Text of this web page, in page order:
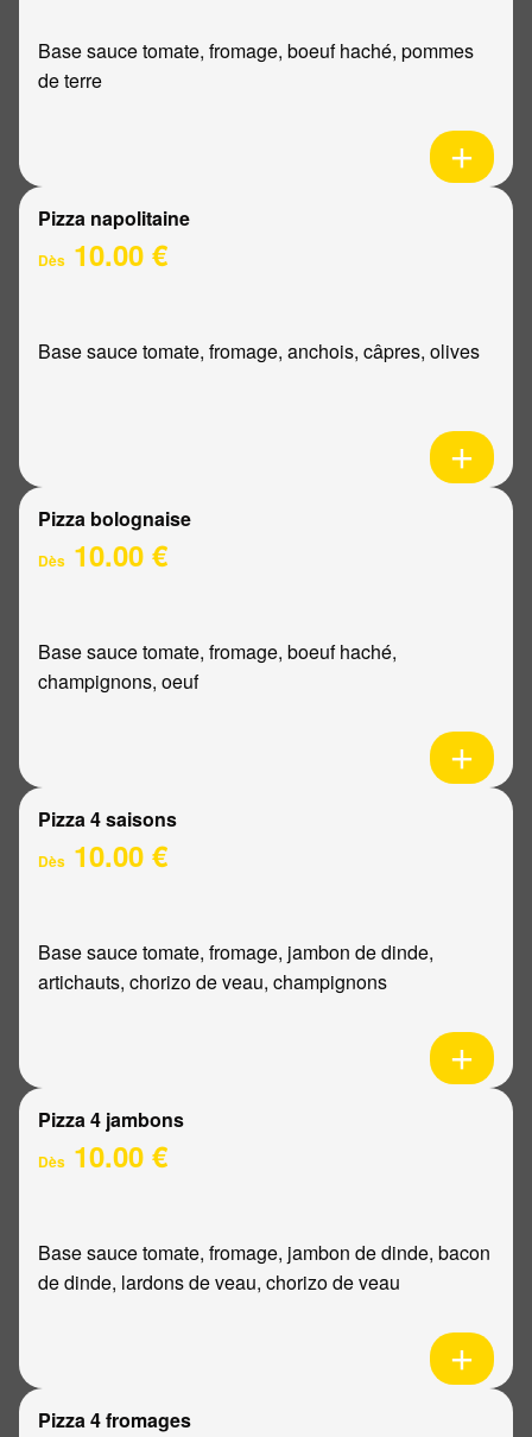
Base sauce tomate, fromage, boeuf haché, pommes
de terre
Pizza napolitaine
Dès 10.00 €
Base sauce tomate, fromage, anchois, câpres, olives
Pizza bolognaise
Dès 10.00 €
Base sauce tomate, fromage, boeuf haché,
champignons, oeuf
Pizza 4 saisons
Dès 10.00 €
Base sauce tomate, fromage, jambon de dinde,
artichauts, chorizo de veau, champignons
Pizza 4 jambons
Dès 10.00 €
Base sauce tomate, fromage, jambon de dinde, bacon
de dinde, lardons de veau, chorizo de veau
Pizza 4 fromages